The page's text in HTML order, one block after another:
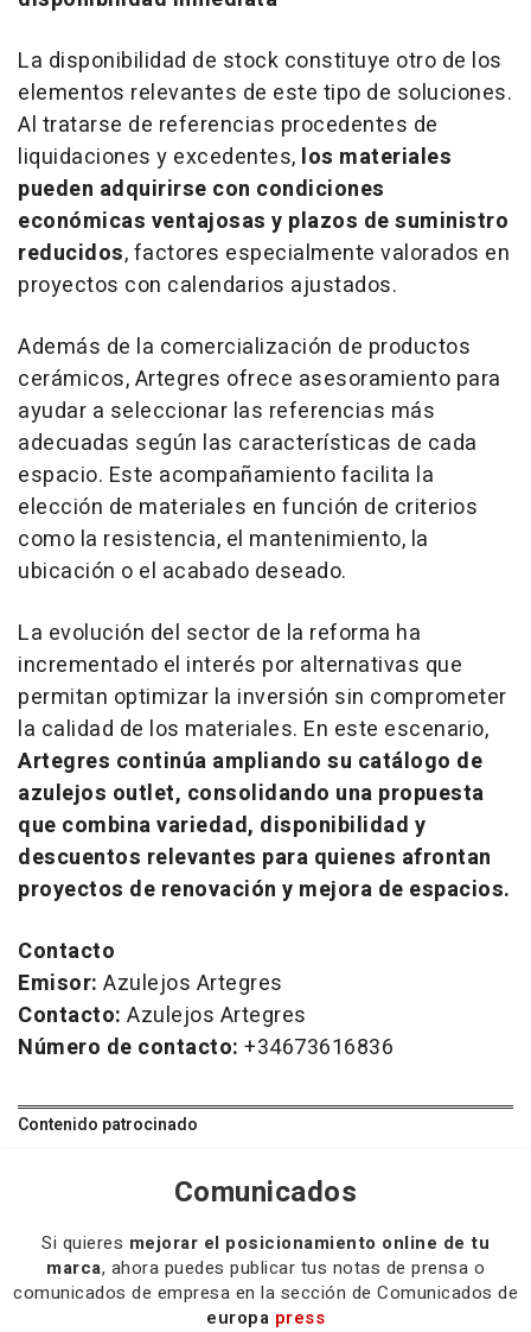
La disponibilidad de stock constituye otro de los
elementos relevantes de este tipo de soluciones.
Al tratarse de referencias procedentes de
liquidaciones y excedentes, los materiales
pueden adquirirse con condiciones
económicas ventajosas y plazos de suministro
reducidos, factores especialmente valorados en
proyectos con calendarios ajustados.
Además de la comercialización de productos
cerámicos, Artegres ofrece asesoramiento para
ayudar a seleccionar las referencias más
adecuadas según las características de cada
espacio. Este acompañamiento facilita la
elección de materiales en función de criterios
como la resistencia, el mantenimiento, la
ubicación o el acabado deseado.
La evolución del sector de la reforma ha
incrementado el interés por alternativas que
permitan optimizar la inversión sin comprometer
la calidad de los materiales. En este escenario,
Artegres continúa ampliando su catálogo de
azulejos outlet, consolidando una propuesta
que combina variedad, disponibilidad y
descuentos relevantes para quienes afrontan
proyectos de renovación y mejora de espacios.
Contacto
Emisor: Azulejos Artegres
Contacto: Azulejos Artegres
Número de contacto: +34673616836
Contenido patrocinado
Comunicados
Si quieres mejorar el posicionamiento online de tu
marca, ahora puedes publicar tus notas de prensa o
comunicados de empresa en la sección de Comunicados de
europa press